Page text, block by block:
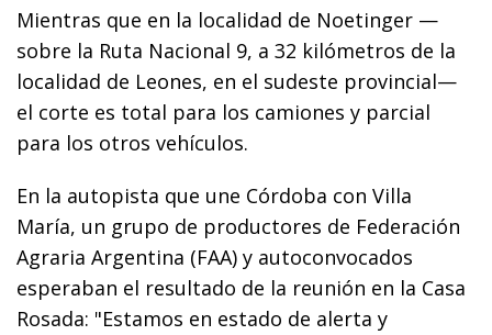
Mientras que en la localidad de Noetinger —
sobre la Ruta Nacional 9, a 32 kilómetros de la
localidad de Leones, en el sudeste provincial—
el corte es total para los camiones y parcial
para los otros vehículos.
En la autopista que une Córdoba con Villa
María, un grupo de productores de Federación
Agraria Argentina (FAA) y autoconvocados
esperaban el resultado de la reunión en la Casa
Rosada: "Estamos en estado de alerta y